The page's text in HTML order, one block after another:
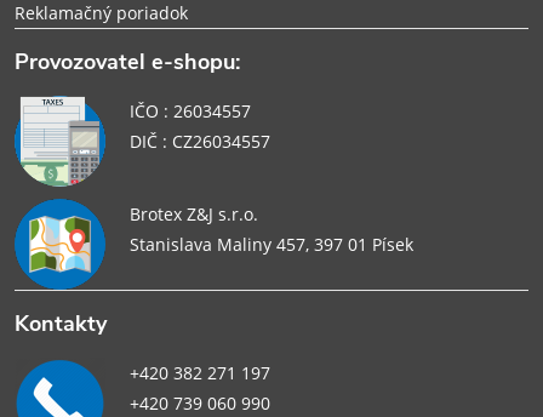
Reklamačný poriadok
Provozovatel e-shopu:
IČO : 26034557
DIČ : CZ26034557
Brotex Z&J s.r.o.
Stanislava Maliny 457, 397 01 Písek
Kontakty
+420 382 271 197
+420 739 060 990